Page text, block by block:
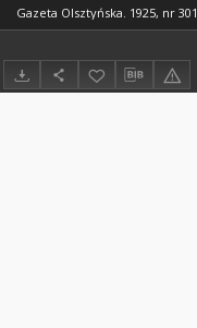
Gazeta Olsztyńska. 1925, nr 301